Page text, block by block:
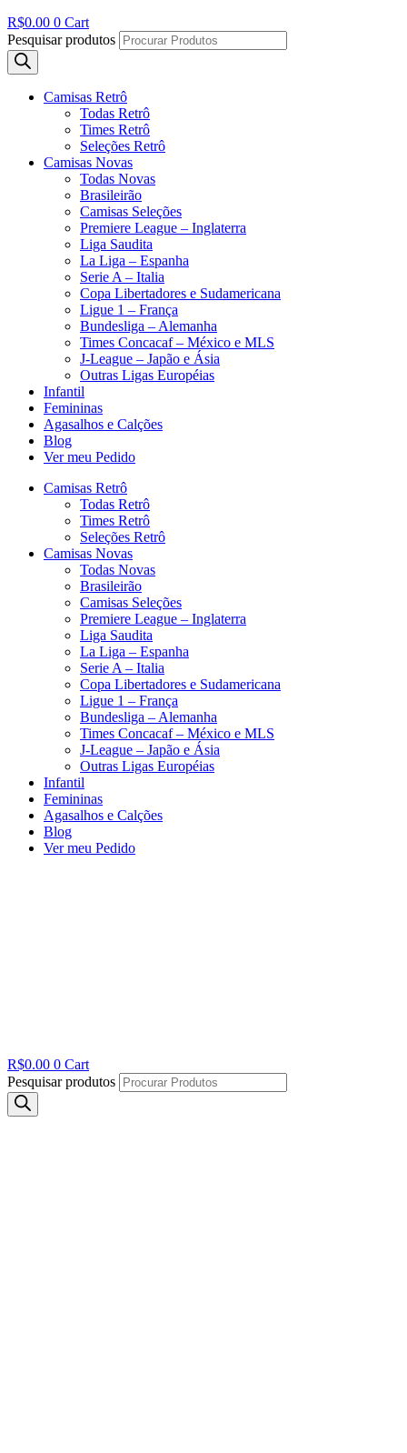
R$0.00 0 Cart
Pesquisar produtos
Camisas Retrô
Todas Retrô
Times Retrô
Seleções Retrô
Camisas Novas
Todas Novas
Brasileirão
Camisas Seleções
Premiere League – Inglaterra
Liga Saudita
La Liga – Espanha
Serie A – Italia
Copa Libertadores e Sudamericana
Ligue 1 – França
Bundesliga – Alemanha
Times Concacaf – México e MLS
J-League – Japão e Ásia
Outras Ligas Européias
Infantil
Femininas
Agasalhos e Calções
Blog
Ver meu Pedido
Camisas Retrô
Todas Retrô
Times Retrô
Seleções Retrô
Camisas Novas
Todas Novas
Brasileirão
Camisas Seleções
Premiere League – Inglaterra
Liga Saudita
La Liga – Espanha
Serie A – Italia
Copa Libertadores e Sudamericana
Ligue 1 – França
Bundesliga – Alemanha
Times Concacaf – México e MLS
J-League – Japão e Ásia
Outras Ligas Européias
Infantil
Femininas
Agasalhos e Calções
Blog
Ver meu Pedido
R$0.00 0 Cart
Pesquisar produtos